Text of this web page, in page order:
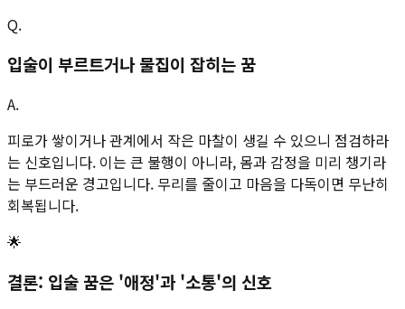
Q.
입술이 부르트거나 물집이 잡히는 꿈
A.
피로가 쌓이거나 관계에서 작은 마찰이 생길 수 있으니 점검하라
는 신호입니다. 이는 큰 불행이 아니라, 몸과 감정을 미리 챙기라
는 부드러운 경고입니다. 무리를 줄이고 마음을 다독이면 무난히
회복됩니다.
🌟
결론: 입술 꿈은 '애정'과 '소통'의 신호